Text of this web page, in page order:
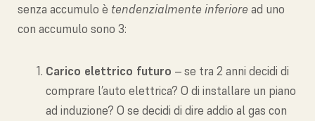
senza accumulo è tendenzialmente inferiore ad uno
con accumulo sono 3:
Carico elettrico futuro – se tra 2 anni decidi di
comprare l’auto elettrica? O di installare un piano
ad induzione? O se decidi di dire addio al gas con